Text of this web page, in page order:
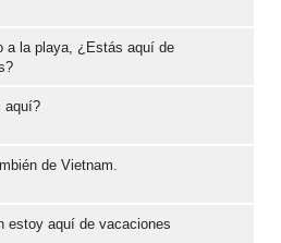
a la playa, ¿Estás aquí de
aquí?
de Vietnam.
estoy aquí de vacaciones